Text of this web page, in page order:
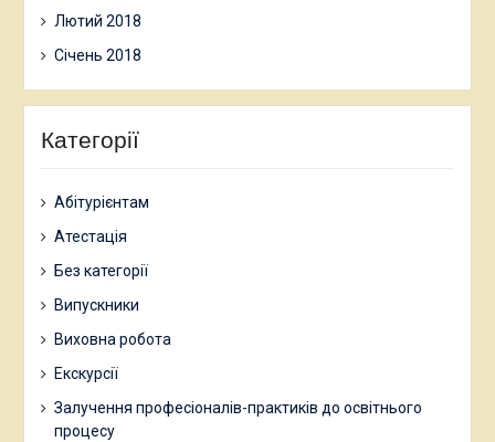
Лютий 2018
Січень 2018
Категорії
Абітурієнтам
Атестація
Без категорії
Випускники
Виховна робота
Екскурсії
Залучення професіоналів-практиків до освітнього
процесу